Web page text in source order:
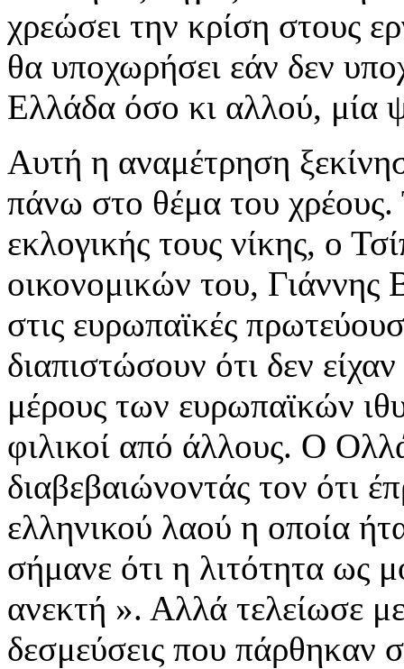
χρεώσει την κρίση στους
θα υποχωρήσει εάν δεν
Ελλάδα όσο κι αλλού, μία
Αυτή η αναμέτρηση
πάνω στο θέμα του
εκλογικής τους νίκης, ο
οικονομικών του,
στις ευρωπαϊκές
διαπιστώσουν ότι δεν
μέρους των ευρωπαϊκών
φιλικοί από άλλους. Ο
διαβεβαιώνοντάς τον ότι
ελληνικού λαού η οποία
σήμανε ότι η λιτότητα ως
ανεκτή ». Αλλά τελείωσε
δεσμεύσεις που πάρθηκαν